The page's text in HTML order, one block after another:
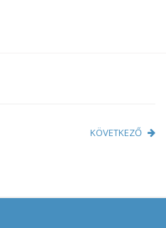
KÖVETKEZŐ